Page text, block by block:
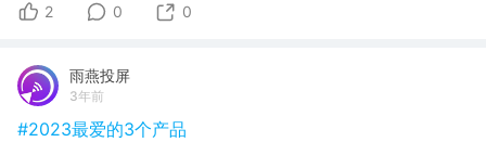
2 0 0
雨燕投屏
3年前
#2023最爱的3个产品